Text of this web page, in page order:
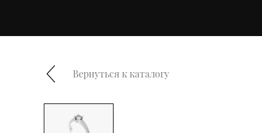
Вернуться к каталогу